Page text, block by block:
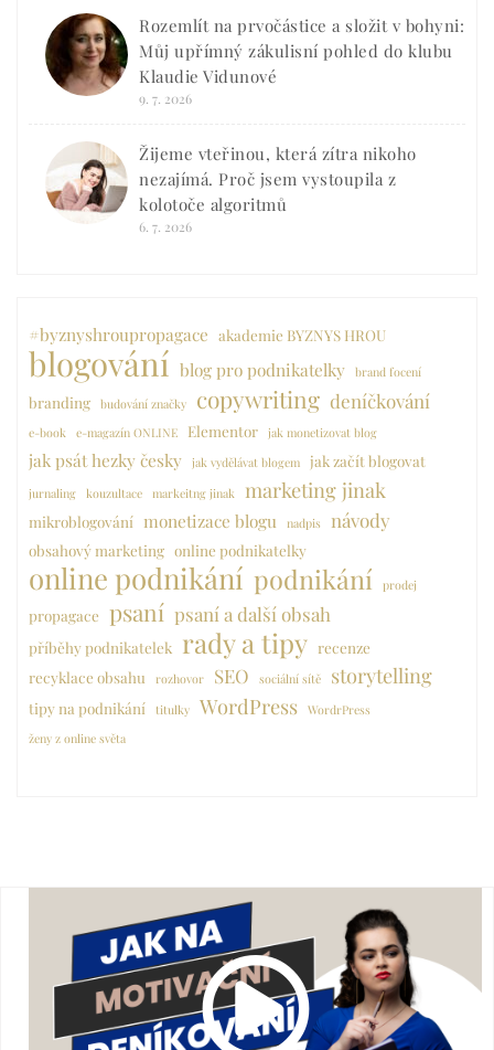
Rozemlít na prvočástice a složit v bohyni:
Můj upřímný zákulisní pohled do klubu
Klaudie Vidunové
9. 7. 2026
Žijeme vteřinou, která zítra nikoho
nezajímá. Proč jsem vystoupila z
kolotoče algoritmů
6. 7. 2026
#byznyshroupropagace akademie BYZNYS HROU
blogování blog pro podnikatelky brand focení
branding budování značky copywriting deníčkování
e-book e-magazín ONLINE Elementor jak monetizovat blog
jak psát hezky česky jak vydělávat blogem jak začít blogovat
jurnaling kouzultace markeitng jinak marketing jinak
mikroblogování monetizace blogu nadpis návody
obsahový marketing online podnikatelky
online podnikání podnikání prodej
propagace psaní psaní a další obsah
příběhy podnikatelek rady a tipy recenze
recyklace obsahu
rozhovor SEO sociální sítě storytelling
tipy na podnikání titulky WordPress WordrPress
ženy z online světa